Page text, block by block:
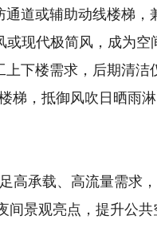
道或辅助动线楼梯，
现代极简风，成为空
下楼需求，后期清洁
，抵御风吹日晒雨淋
承载、高流量需求
景观亮点，提升公共